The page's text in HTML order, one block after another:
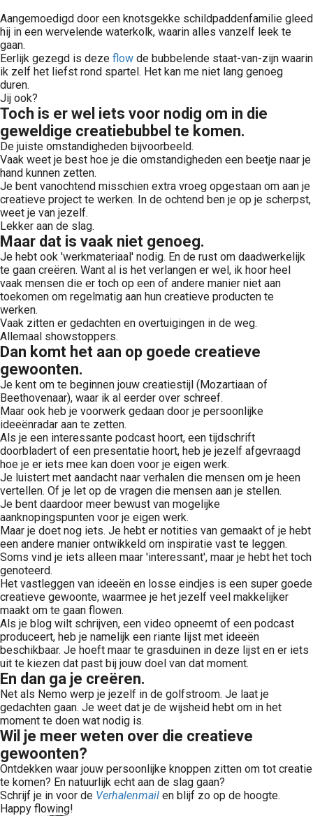
Aangemoedigd door een knotsgekke schildpaddenfamilie gleed
hij in een wervelende waterkolk, waarin alles vanzelf leek te
gaan.
Eerlijk gezegd is deze flow de bubbelende staat-van-zijn waarin
ik zelf het liefst rond spartel. Het kan me niet lang genoeg
duren.
Jij ook?
Toch is er wel iets voor nodig om in die
geweldige creatiebubbel te komen.
De juiste omstandigheden bijvoorbeeld.
Vaak weet je best hoe je die omstandigheden een beetje naar je
hand kunnen zetten.
Je bent vanochtend misschien extra vroeg opgestaan om aan je
creatieve project te werken. In de ochtend ben je op je scherpst,
weet je van jezelf.
Lekker aan de slag.
Maar dat is vaak niet genoeg.
Je hebt ook 'werkmateriaal' nodig. En de rust om daadwerkelijk
te gaan creëren. Want al is het verlangen er wel, ik hoor heel
vaak mensen die er toch op een of andere manier niet aan
toekomen om regelmatig aan hun creatieve producten te
werken.
Vaak zitten er gedachten en overtuigingen in de weg.
Allemaal showstoppers.
Dan komt het aan op goede creatieve
gewoonten.
Je kent om te beginnen jouw creatiestijl (Mozartiaan of
Beethovenaar), waar ik al eerder over schreef.
Maar ook heb je voorwerk gedaan door je persoonlijke
ideeënradar aan te zetten.
Als je een interessante podcast hoort, een tijdschrift
doorbladert of een presentatie hoort, heb je jezelf afgevraagd
hoe je er iets mee kan doen voor je eigen werk.
Je luistert met aandacht naar verhalen die mensen om je heen
vertellen. Of je let op de vragen die mensen aan je stellen.
Je bent daardoor meer bewust van mogelijke
aanknopingspunten voor je eigen werk.
Maar je doet nog iets. Je hebt er notities van gemaakt of je hebt
een andere manier ontwikkeld om inspiratie vast te leggen.
Soms vind je iets alleen maar 'interessant', maar je hebt het toch
genoteerd.
Het vastleggen van ideeën en losse eindjes is een super goede
creatieve gewoonte, waarmee je het jezelf veel makkelijker
maakt om te gaan flowen.
Als je blog wilt schrijven, een video opneemt of een podcast
produceert, heb je namelijk een riante lijst met ideeën
beschikbaar. Je hoeft maar te grasduinen in deze lijst en er iets
uit te kiezen dat past bij jouw doel van dat moment.
En dan ga je creëren.
Net als Nemo werp je jezelf in de golfstroom. Je laat je
gedachten gaan. Je weet dat je de wijsheid hebt om in het
moment te doen wat nodig is.
Wil je meer weten over die creatieve
gewoonten?
Ontdekken waar jouw persoonlijke knoppen zitten om tot creatie
te komen? En natuurlijk echt aan de slag gaan?
Schrijf je in voor de Verhalenmail en blijf zo op de hoogte.
Happy flowing!